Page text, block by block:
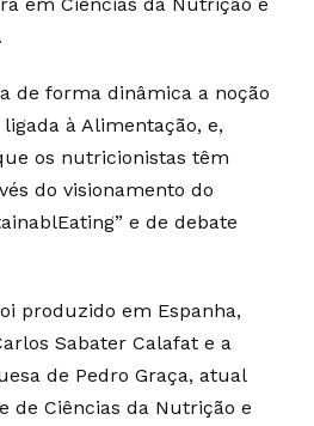
de forma dinâmica a noção
à Alimentação, e,
os nutricionistas têm
do visionamento do
e de debate
produzido em Espanha,
Sabater Calafat e a
de Pedro Graça, atual
de Ciências da Nutrição e